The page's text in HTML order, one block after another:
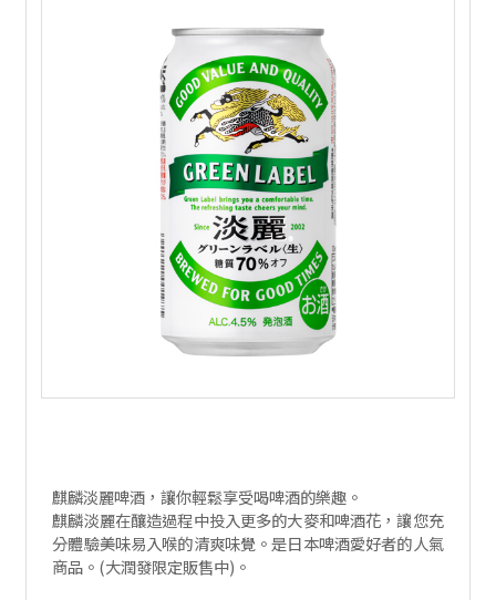
麒麟淡麗啤酒，讓你輕鬆享受喝啤酒的樂趣。
麒麟淡麗在釀造過程中投入更多的大麥和啤酒花，讓您充
分體驗美味易入喉的清爽味覺。是日本啤酒愛好者的人氣
商品。(大潤發限定販售中)。